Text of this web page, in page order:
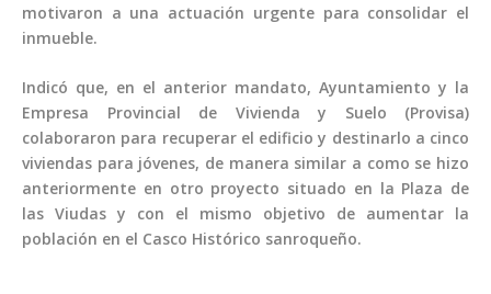
motivaron a una actuación urgente para consolidar el
inmueble.
Indicó que, en el anterior mandato, Ayuntamiento y la
Empresa Provincial de Vivienda y Suelo (Provisa)
colaboraron para recuperar el edificio y destinarlo a cinco
viviendas para jóvenes, de manera similar a como se hizo
anteriormente en otro proyecto situado en la Plaza de
las Viudas y con el mismo objetivo de aumentar la
población en el Casco Histórico sanroqueño.